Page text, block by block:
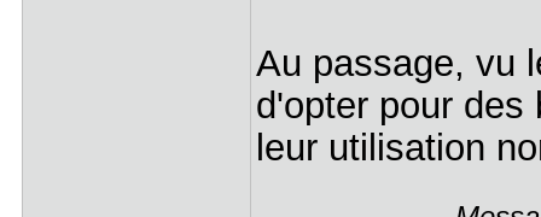
Au passage, vu
d'opter pour des
leur utilisation